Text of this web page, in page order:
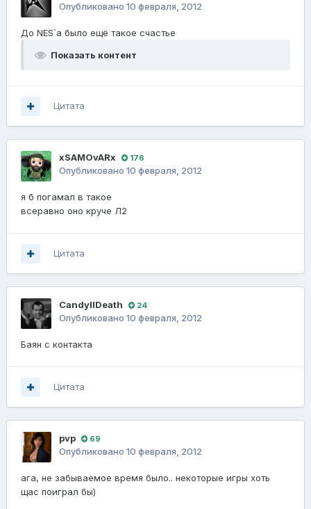
Опубликовано 10 февраля, 2012
До NES`а было ещё такое счастье
Показать контент
Цитата
xSAMOvARx 176
Опубликовано 10 февраля, 2012
я б погамал в такое
всеравно оно круче Л2
Цитата
CandyllDeath 24
Опубликовано 10 февраля, 2012
Баян с контакта
Цитата
pvp 69
Опубликовано 10 февраля, 2012
ага, не забываемое время было.. некоторые игры хоть
щас поиграл бы)